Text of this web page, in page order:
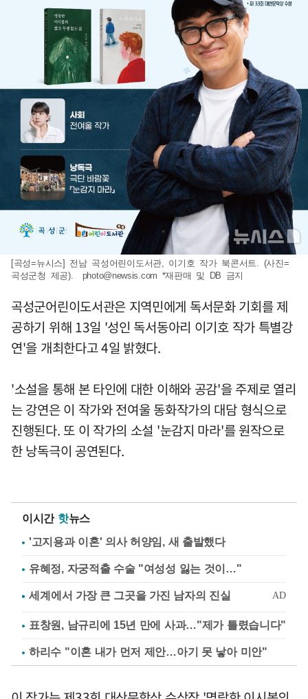
[곡성=뉴시스] 전남 곡성어린이도서관, 이기호 작가 북콘서트. (사진=
곡성군청 제공). photo@newsis.com *재판매 및 DB 금지
곡성군어린이도서관은 지역민에게 독서문화 기회를 제
공하기 위해 13일 '성인 독서동아리 이기호 작가 특별강
연'을 개최한다고 4일 밝혔다.
'소설을 통해 본 타인에 대한 이해와 공감'을 주제로 열리
는 강연은 이 작가와 전여울 동화작가의 대담 형식으로
진행된다. 또 이 작가의 소설 '눈감지 마라'를 원작으로
한 낭독극이 공연된다.
이시간 핫뉴스
'고지용과 이혼' 의사 허양임, 새 출발했다
유혜정, 자궁적출 수술 "여성성 잃는 것이…"
표창원, 남규리에 15년 만에 사과…"제가 틀렸습니다"
하리수 "이혼 내가 먼저 제안…아기 못 낳아 미안"